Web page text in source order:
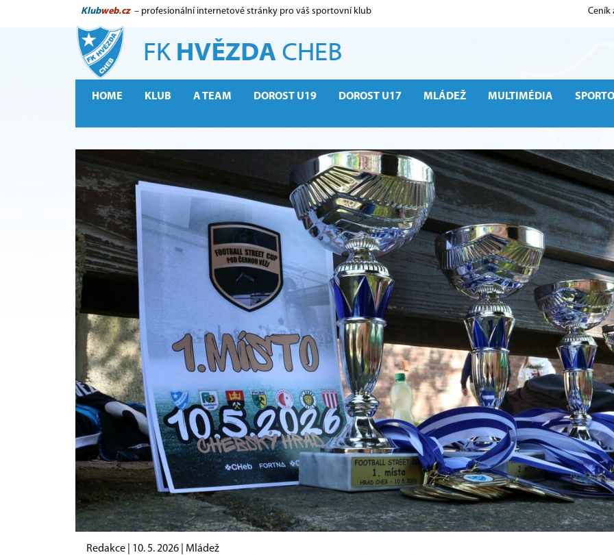
Klubweb.cz – profesionální internetové stránky pro váš sportovní klub Ceník
HOME KLUB A TEAM DOROST U19 DOROST U17 MLÁDEŽ MULTIMÉDIA
Redakce | 10. 5. 2026 Mládež